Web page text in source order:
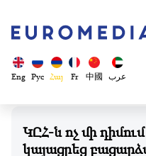
Eng Рус Հայ Fr 中國 عرب
ԿԸՀ-ն ոչ մի
կայացրեց